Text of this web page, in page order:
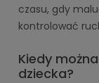
czasu, gdy
kontrolować
Kiedy
dziecka?